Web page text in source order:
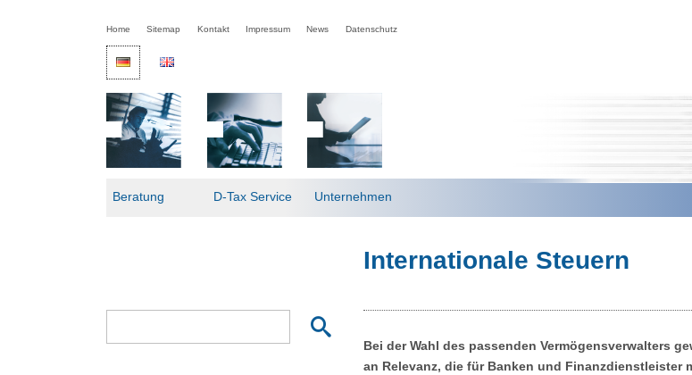
Home Sitemap Kontakt Impressum News Datenschutz
Beratung D-Tax Service Unternehmen
Internationale Steuern
Bei der Wahl des passenden Vermögensverwalters
an Relevanz, die für Banken und